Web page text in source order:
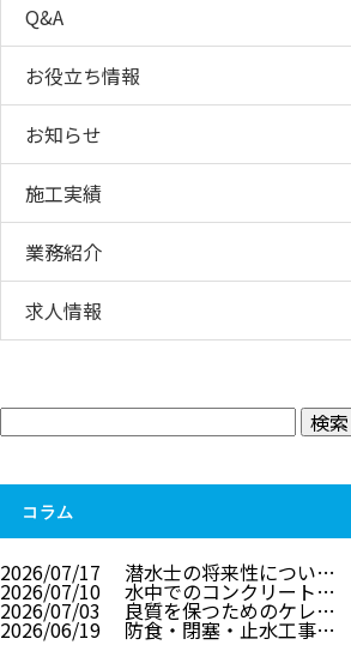
Q&A
お役立ち情報
お知らせ
施工実績
業務紹介
求人情報
コラム
2026/07/17 潜水士の将来性につい…
2026/07/10 水中でのコンクリート…
2026/07/03 良質を保つためのケレ…
2026/06/19 防食・閉塞・止水工事…